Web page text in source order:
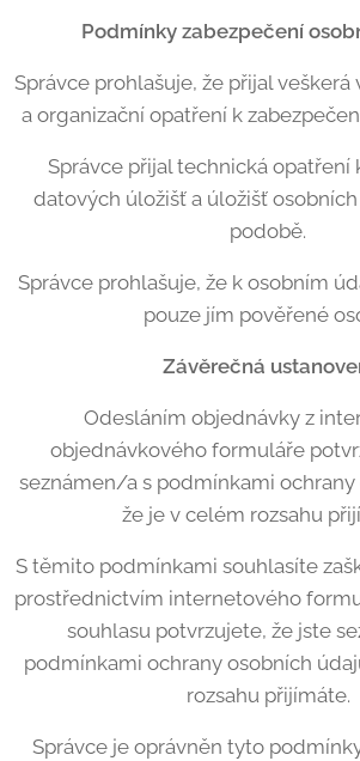
Podmínky zabezpečení
Správce prohlašuje, že přijal
a organizační opatření k
Správce přijal technická opatření
datových úložišť a úložišť
podobě.
Správce prohlašuje, že k osobním
pouze jím pověřené
Závěrečná
Odesláním objednávky z
objednávkového formuláře
seznámen/a s podmínkami ochrany
že je v celém rozsahu
S těmito podmínkami souhlasíte
prostřednictvím internetového
souhlasu potvrzujete, že jste
podmínkami ochrany osobních
rozsahu přijímáte.
Správce je oprávněn tyto